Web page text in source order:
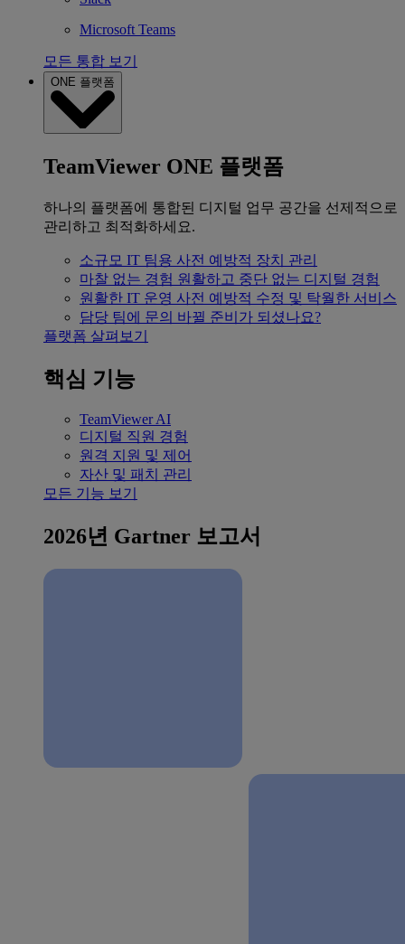
Microsoft Teams
모든 통합 보기
ONE 플랫폼
TeamViewer ONE 플랫폼
하나의 플랫폼에 통합된 디지털 업무 공간을 선제적으로
관리하고 최적화하세요.
소규모 IT 팀용 사전 예방적 장치 관리
마찰 없는 경험 원활하고 중단 없는 디지털 경험
원활한 IT 운영 사전 예방적 수정 및 탁월한 서비스
담당 팀에 문의 바뀔 준비가 되셨나요?
플랫폼 살펴보기
핵심 기능
TeamViewer AI
디지털 직원 경험
원격 지원 및 제어
자산 및 패치 관리
모든 기능 보기
2026년 Gartner 보고서